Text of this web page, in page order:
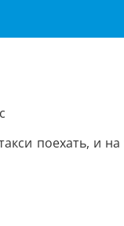
поехать, и